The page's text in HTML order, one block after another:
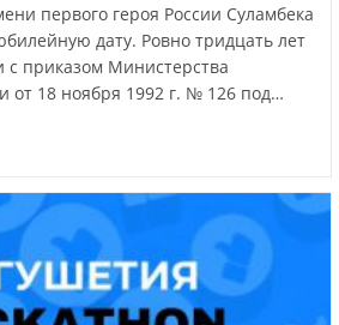
первого героя России Суламбека
дату. Ровно тридцать лет
с приказом Министерства
от 18 ноября 1992 г. № 126 под…